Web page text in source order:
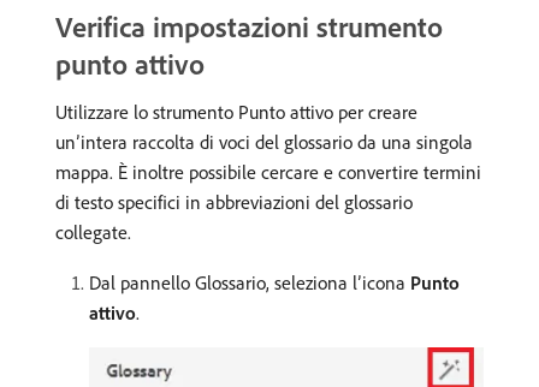
Verifica impostazioni strumento
punto attivo
Utilizzare lo strumento Punto attivo per creare
un’intera raccolta di voci del glossario da una singola
mappa. È inoltre possibile cercare e convertire termini
di testo specifici in abbreviazioni del glossario
collegate.
Dal pannello Glossario, seleziona l’icona Punto
attivo.